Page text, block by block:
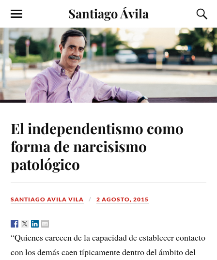
Santiago Ávila
El independentismo como
forma de narcisismo
patológico
SANTIAGO AVILA VILA 2 AGOSTO, 2015
“Quienes carecen de la capacidad de establecer contacto
con los demás caen típicamente dentro del ámbito del